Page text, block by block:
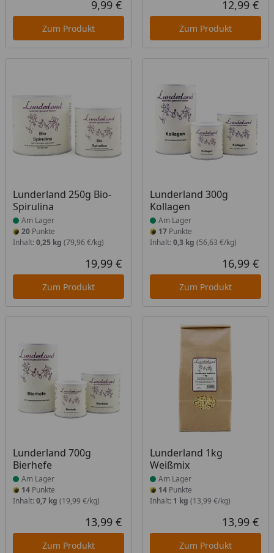
Aktueller Preis
9,99 €
Zum Produkt
12,99 €
Zum Produkt
Lunderland 250g Bio-
Spirulina
Produkt am Lager
Am Lager
20 Punkte
Inhalt: 0,25 kg (79,96 €/kg)
Aktueller Preis
19,99 €
Zum Produkt
Lunderland 300g
Kollagen
Produkt am Lager
Am Lager
17Punkte
Inhalt: 0,3 kg (56,63 €/kg)
16,99 €
Zum Produkt
Lunderland 700g
Bierhefe
Produkt am Lager
Am Lager
14 Punkte
Inhalt: 0,7 kg (19,99 €/kg)
Aktueller Preis
13,99 €
Zum Produkt
Lunderland 1kg
Weißmix
Produkt am Lager
Am Lager
14Punkte
Inhalt: 1 kg (13,99 €/kg)
13,99 €
Zum Produkt